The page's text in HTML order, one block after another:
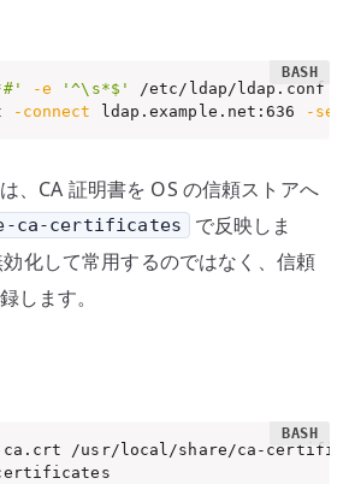
-e '^\s*$'
/etc/ldap/ldap.conf
-connect ldap.example.net:636 -
、CA 証明書を OS の信頼ストアへ
ca-certificates
で反映しま
化して常用するのではなく、信頼
します。